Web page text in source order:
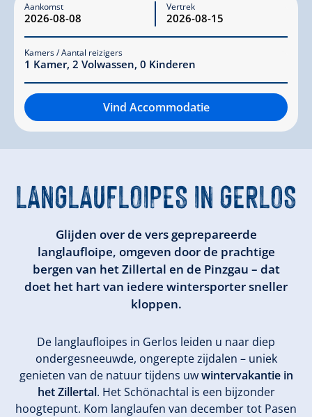
Aankomst Vertrek
Kamers / Aantal reizigers
1 Kamer, 2 Volwassen, 0 Kinderen
Vind Accommodatie
LANGLAUFLOIPESIN GERLOS
Glijden over de vers geprepareerde
langlaufloipe, omgeven door de prachtige
bergen van het Zillertal en de Pinzgau – dat
doet het hart van iedere wintersporter sneller
kloppen.
De langlaufloipes in Gerlos leiden u naar diep
ondergesneeuwde, ongerepte zijdalen – uniek
genieten van de natuur tijdens uwwintervakantie in
het Zillertal. Het Schönachtal is een bijzonder
hoogtepunt. Kom langlaufen van december tot Pasen